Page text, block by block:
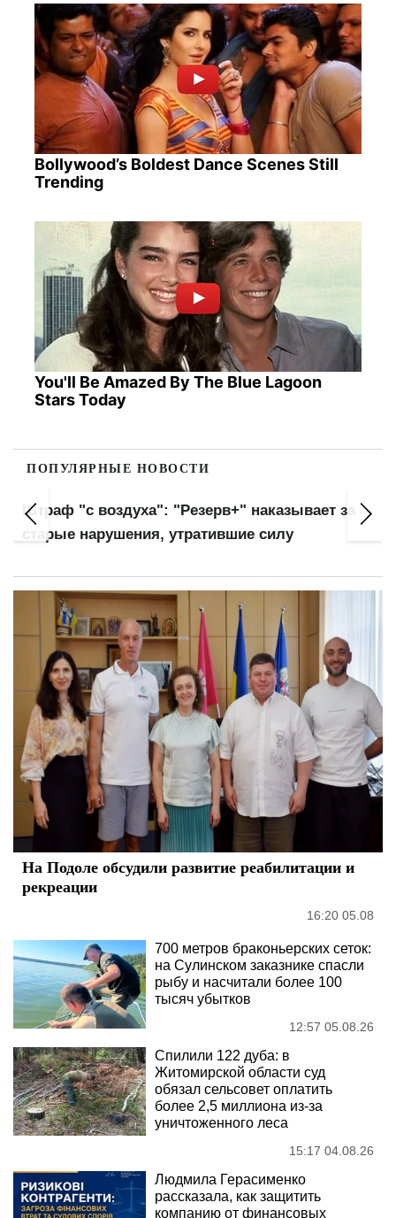
Bollywood’s Boldest Dance Scenes Still
Trending
You'll Be Amazed By The Blue Lagoon
Stars Today
ПОПУЛЯРНЫЕ НОВОСТИ
Штраф "с воздуха": "Резерв+" наказывает за
старые нарушения, утратившие силу
На Подоле обсудили развитие реабилитации и
рекреации
16:20 05.08
700 метров браконьерских сеток:
на Сулинском заказнике спасли
рыбу и насчитали более 100
тысяч убытков
12:57 05.08.26
Спилили 122 дуба: в
Житомирской области суд
обязал сельсовет оплатить
более 2,5 миллиона из-за
уничтоженного леса
15:17 04.08.26
Людмила Герасименко
рассказала, как защитить
компанию от финансовых